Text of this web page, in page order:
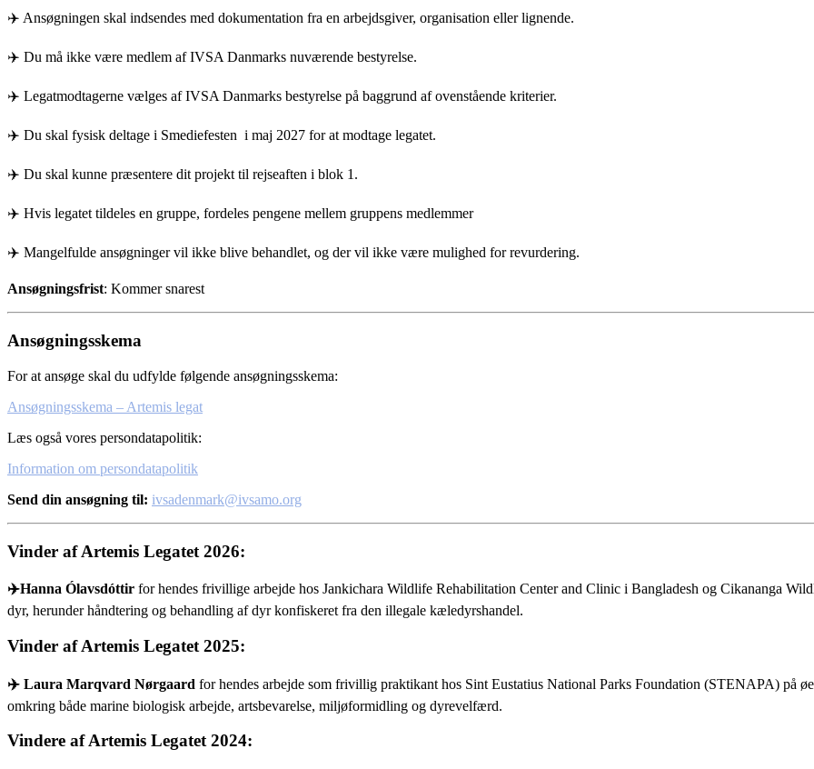
✈️ Ansøgningen skal indsendes med dokumentation fra en arbejdsgiver, organisation eller lignende.
✈️ Du må ikke være medlem af IVSA Danmarks nuværende bestyrelse.
✈️ Legatmodtagerne vælges af IVSA Danmarks bestyrelse på baggrund af ovenstående kriterier.
✈️ Du skal fysisk deltage i Smediefesten i maj 2027 for at modtage legatet.
✈️ Du skal kunne præsentere dit projekt til rejseaften i blok 1.
✈️ Hvis legatet tildeles en gruppe, fordeles pengene mellem gruppens medlemmer
✈️ Mangelfulde ansøgninger vil ikke blive behandlet, og der vil ikke være mulighed for revurdering.
Ansøgningsfrist: Kommer snarest
Ansøgningsskema
For at ansøge skal du udfylde følgende ansøgningsskema:
Ansøgningsskema – Artemis legat
Læs også vores persondatapolitik:
Information om persondatapolitik
Send din ansøgning til: ivsadenmark@ivsamo.org
Vinder af Artemis Legatet 2026:
✈️Hanna Ólavsdóttir for hendes frivillige arbejde hos Jankichara Wildlife Rehabilitation Center and Clinic i Bangladesh og Cikananga
dyr, herunder håndtering og behandling af dyr konfiskeret fra den illegale kæledyrshandel.
Vinder af Artemis Legatet 2025:
✈️ Laura Marqvard Nørgaard for hendes arbejde som frivillig praktikant hos Sint Eustatius National Parks Foundation (STENAPA) på
omkring både marine biologisk arbejde, artsbevarelse, miljøformidling og dyrevelfærd.
Vindere af Artemis Legatet 2024: